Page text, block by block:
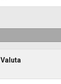
Valuta